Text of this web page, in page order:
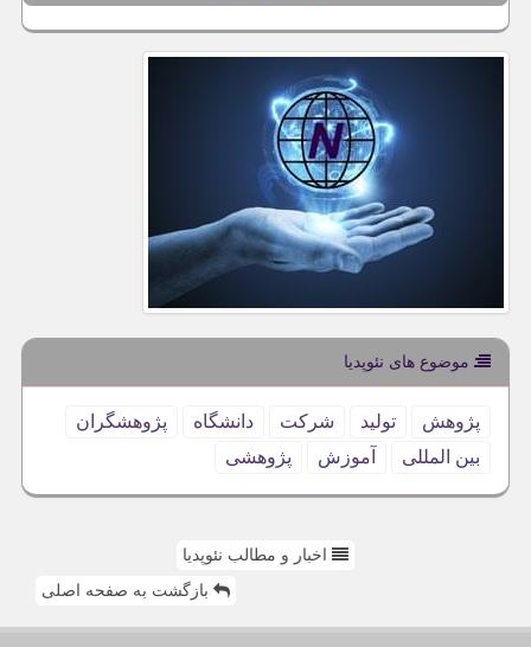
موضوع های نئوپدیا
پژوهش تولید شركت دانشگاه
پژوهشگران
بین المللی
آموزش پژوهشی
اخبار و مطالب نئوپدیا
بازگشت به صفحه اصلی